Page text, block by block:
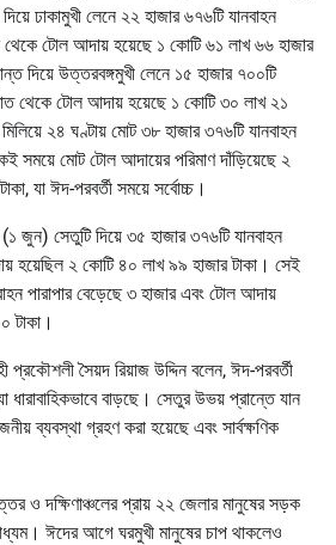
ঢাকামুখী লেনে ২২ হাজার ৬৭৬টি যানবাহন
টোল আদায় হয়েছে ১ কোটি ৬১ লাখ ৬৬ হাজার
দিয়ে উত্তরবঙ্গমুখী লেনে ১৫ হাজার ৭০০টি
থেকে টোল আদায় হয়েছে ১ কোটি ৩০ লাখ ২১
২৪ ঘণ্টায় মোট ৩৮ হাজার ৩৭৬টি যানবাহন
সময়ে মোট টোল আদায়ের পরিমাণ দাঁড়িয়েছে ২
যা ঈদ-পরবর্তী সময়ে সর্বোচ্চ।
জুন) সেতুটি দিয়ে ৩৫ হাজার ৩৭৬টি যানবাহন
হয়েছিল ২ কোটি ৪০ লাখ ৯৯ হাজার টাকা। সেই
পারাপার বেড়েছে ৩ হাজার এবং টোল আদায়
টাকা।
প্রকৌশলী সৈয়দ রিয়াজ উদ্দিন বলেন, ঈদ-পরবর্তী
ধারাবাহিকভাবে বাড়ছে। সেতুর উভয় প্রান্তে যান
ব্যবস্থা গ্রহণ করা হয়েছে এবং সার্বক্ষণিক
ও দক্ষিণাঞ্চলের প্রায় ২২ জেলার মানুষের সড়ক
ঈদের আগে ঘরমুখী মানুষের চাপ থাকলেও